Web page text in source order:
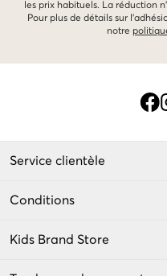
les prix habituels. La réduction
Pour plus de détails sur
notre
Service clientèle
Conditions
Kids Brand Store